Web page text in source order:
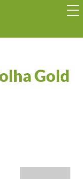
Gold